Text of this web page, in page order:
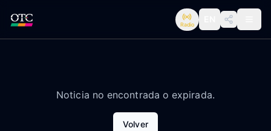
Radio
Noticia no encontrada o expirada.
Volver